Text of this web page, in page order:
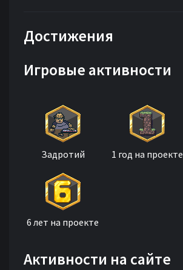
Достижения
Игровые активности
Задротий 1 год на проекте
6 лет на проекте
Активности на сайте